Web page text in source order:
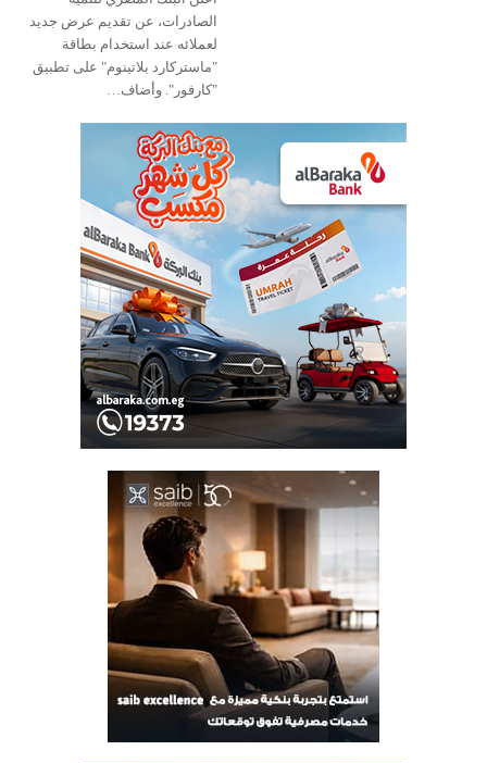
الصادرات، عن تقديم عرض جديد
لعملائه عند استخدام بطاقة
"ماستركارد بلاتينوم" على تطبيق
"كارفور". وأضاف…